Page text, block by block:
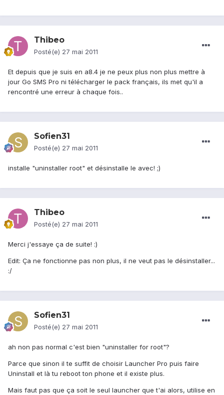
Thibeo
Posté(e) 27 mai 2011
Et depuis que je suis en a8.4 je ne peux plus non plus mettre à
jour Go SMS Pro ni télécharger le pack français, ils met qu'il a
rencontré une erreur à chaque fois..
Sofien31
Posté(e) 27 mai 2011
installe "uninstaller root" et désinstalle le avec! ;)
Thibeo
Posté(e) 27 mai 2011
Merci j'essaye ça de suite! :)
Edit: Ça ne fonctionne pas non plus, il ne veut pas le désinstaller...
:/
Sofien31
Posté(e) 27 mai 2011
ah non pas normal c'est bien "uninstaller for root"?
Parce que sinon il te suffit de choisir Launcher Pro puis faire
Uninstall et là tu reboot ton phone et il existe plus.
Mais faut pas que ça soit le seul launcher que t'ai alors, utilise en